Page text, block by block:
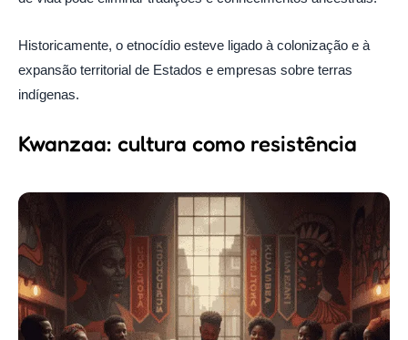
Historicamente, o etnocídio esteve ligado à colonização e à
expansão territorial de Estados e empresas sobre terras
indígenas.
Kwanzaa: cultura como resistência